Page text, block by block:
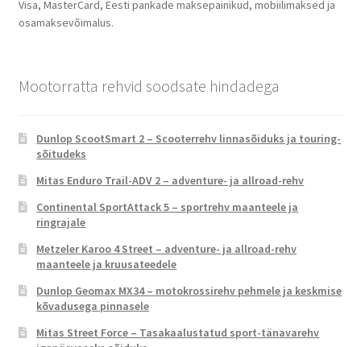
Visa, MasterCard, Eesti pankade maksepainikud, mobiilimaksed ja
osamaksevõimalus.
Mootorratta rehvid soodsate hindadega
Dunlop ScootSmart 2 – Scooterrehv linnasõiduks ja touring-
sõitudeks
Mitas Enduro Trail-ADV 2 – adventure- ja allroad-rehv
Continental SportAttack 5 – sportrehv maanteele ja
ringrajale
Metzeler Karoo 4 Street – adventure- ja allroad-rehv
maanteele ja kruusateedele
Dunlop Geomax MX34 – motokrossirehv pehmele ja keskmise
kõvadusega pinnasele
Mitas Street Force – Tasakaalustatud sport-tänavarehv